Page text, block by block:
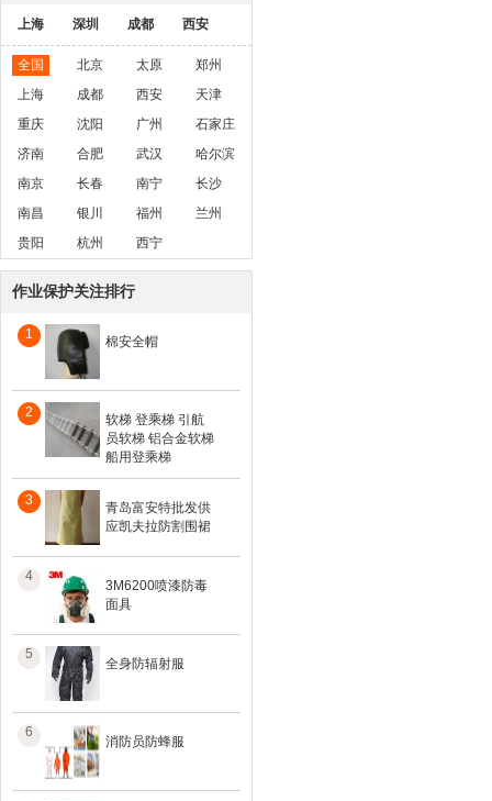
上海 深圳 成都 西安
全国 北京 太原
郑州
上海
成都 西安
天津
重庆
沈阳 广州
石家庄
济南
合肥 武汉
哈尔滨
南京
长春 南宁
长沙
南昌
银川 福州
兰州
贵阳
杭州 西宁
作业保护关注排行
1 棉安全帽
2
软梯 登乘梯 引航
员软梯 铝合金软梯
船用登乘梯
3
青岛富安特批发供
应凯夫拉防割围裙
4
3M6200喷漆防毒
面具
5
全身防辐射服
6
消防员防蜂服